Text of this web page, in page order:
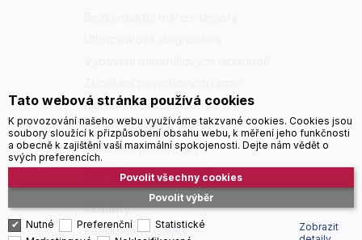
Měření tvrdosti materiálů
Měření ostatních veličin
Kalibrační prostředky
Zdroje informací
Aktuality
Publikované články
Tato webová stránka používá cookies
K provozování našeho webu využíváme takzvané cookies. Cookies jsou
soubory sloužící k přizpůsobení obsahu webu, k měření jeho funkčnosti
a obecně k zajištění vaší maximální spokojenosti. Dejte nám vědět o
svých preferencích.
Povolit výběr
Povolit všechny cookies
Nutné Preferenční
Statistické
Zobrazit